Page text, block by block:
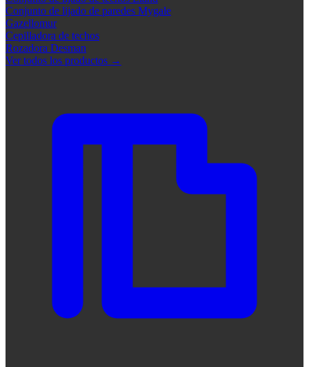
Conjunto de lijado de paredes Mygale
Gazellomur
Cepilladora de techos
Rozadora Desman
Ver todos los productos →